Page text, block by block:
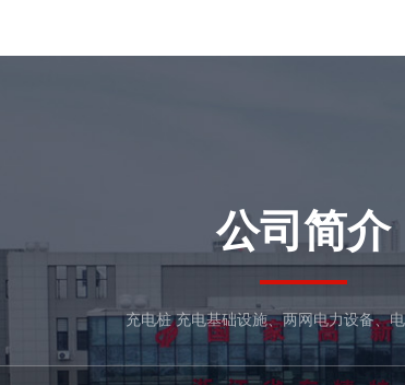
公司简介
充电桩 充电基础设施、两网电力设备、